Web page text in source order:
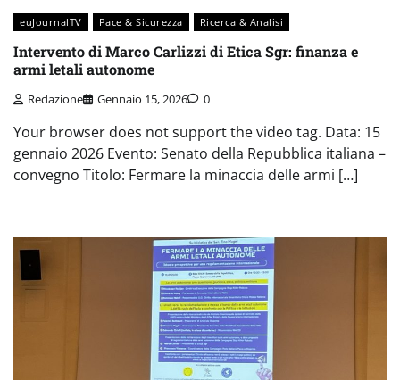
euJournalTV Pace & Sicurezza Ricerca & Analisi
Intervento di Marco Carlizzi di Etica Sgr: finanza e
armi letali autonome
Redazione Gennaio 15, 2026 0
Your browser does not support the video tag. Data: 15
gennaio 2026 Evento: Senato della Repubblica italiana –
convegno Titolo: Fermare la minaccia delle armi […]